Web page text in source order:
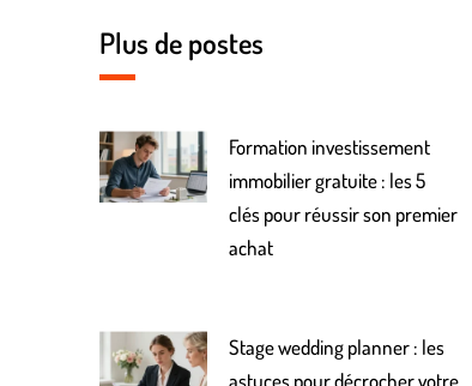
Plus de postes
Formation investissement
immobilier gratuite : les 5
clés pour réussir son premier
achat
Stage wedding planner : les
astuces pour décrocher votre